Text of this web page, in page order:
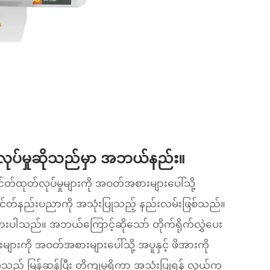
မှုဆိုသည်မှာ အဘယ်နည်း။
လုပ်မှုများကို အဝတ်အစားများပေါ်သို့
နည်းပညာကို အသုံးပြုသည့် နည်းလမ်းဖြစ်သည်။
ပါသည်။ အဘယ်ကြောင့်ဆိုသော် တိုက်ရိုက်လွှဲပေး
ကို အဝတ်အစားများပေါ်သို့ အပူနှင့် ဖိအားကို
ည် မြန်ဆန်ပြီး တိကျမှုရှိကာ အသုံးပြုရန် လွယ်ကူ